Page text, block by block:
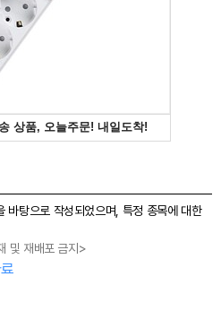
바탕으로 작성되었으며, 특정 종목에 대한
및 재배포 금지>